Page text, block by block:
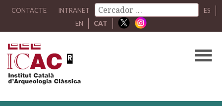
CONTACTE INTRANET
ES
EN
CAT